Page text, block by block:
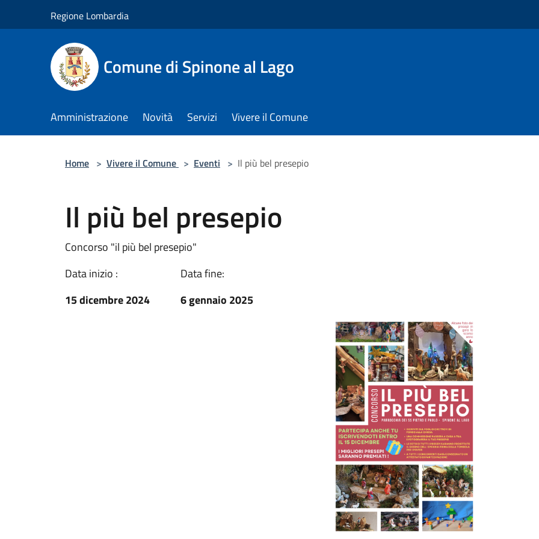
Regione Lombardia
Comune di Spinone al Lago
Amministrazione Novità Servizi Vivere il Comune
Home > Vivere il Comune > Eventi > Il più bel presepio
Il più bel presepio
Concorso "il più bel presepio"
Data inizio :
15 dicembre 2024
Data fine:
6 gennaio 2025